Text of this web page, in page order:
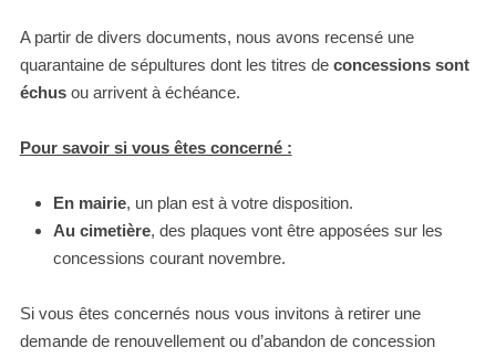
A partir de divers documents, nous avons recensé une
quarantaine de sépultures dont les titres de concessions sont
échusou arrivent à échéance.
Pour savoir si vous êtes concerné :
En mairie, un plan est à votre disposition.
Au cimetière, des plaques vont être apposées sur les
concessions courant novembre.
Si vous êtes concernés nous vous invitons à retirer une
demande de renouvellement ou d’abandon de concession